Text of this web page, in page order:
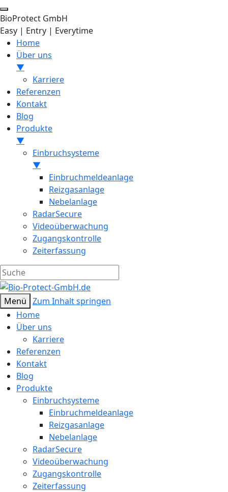
BioProtect GmbH
Easy | Entry | Everytime
Home
Über uns
▼
Karriere
Referenzen
Kontakt
Blog
Produkte
▼
Einbruchsysteme
▼
Einbruchmeldeanlage
Reizgasanlage
Nebelanlage
RadarSecure
Videoüberwachung
Zugangskontrolle
Zeiterfassung
Menü Zum Inhalt springen
Home
Über uns
Karriere
Referenzen
Kontakt
Blog
Produkte
Einbruchsysteme
Einbruchmeldeanlage
Reizgasanlage
Nebelanlage
RadarSecure
Videoüberwachung
Zugangskontrolle
Zeiterfassung